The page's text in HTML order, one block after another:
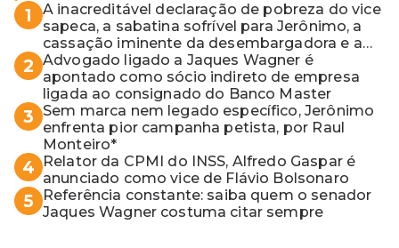
1
A inacreditável declaração de pobreza do vice
sapeca, a sabatina sofrível para Jerônimo, a
cassação iminente da desembargadora e a
vaga do Quinto para o MP baiano
2 Advogado ligado a Jaques Wagner é
apontado como sócio indireto de empresa
ligada ao consignado do Banco Master
3
Sem marca nem legado específico, Jerônimo
enfrenta pior campanha petista, por Raul
Monteiro*
4
Relator da CPMI do INSS, Alfredo Gaspar é
anunciado como vice de Flávio Bolsonaro
5
Referência constante: saiba quem o senador
Jaques Wagner costuma citar sempre